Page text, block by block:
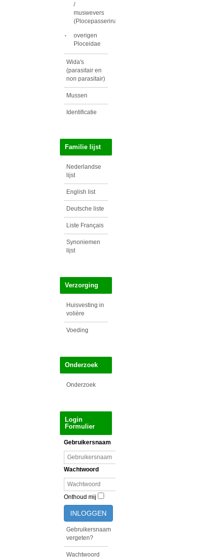
/
muswevers
(Plocepasserinae)
overigen
Ploceidae
Wida's
(parasitair en
non parasitair)
Mussen
Identificatie
Familie lijst
Nederlandse
lijst
English list
Deutsche liste
Liste Français
Synoniemen
lijst
Verzorging
Huisvesting in
volière
Voeding
Onderzoek
Onderzoek
Login
Formulier
Gebruikersnaam
Wachtwoord
Onthoud mij
INLOGGEN
Gebruikersnaam
vergeten?
Wachtwoord